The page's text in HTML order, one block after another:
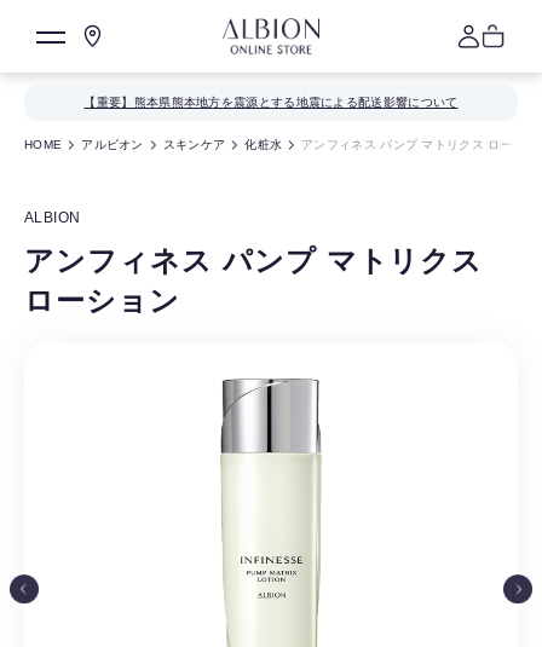
【重要】熊本県熊本地方を震源とする地震による配送影響について
HOME アルビオン スキンケア 化粧水 アンフィネス パンプ マトリクス ローショ
ALBION
アンフィネス パンプ マトリクス
ローション